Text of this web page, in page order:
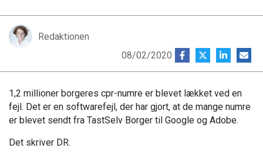
Redaktionen
08/02/2020
1,2 millioner borgeres cpr-numre er blevet lækket ved en
fejl. Det er en softwarefejl, der har gjort, at de mange numre
er blevet sendt fra TastSelv Borger til Google og Adobe.
Det skriver DR.